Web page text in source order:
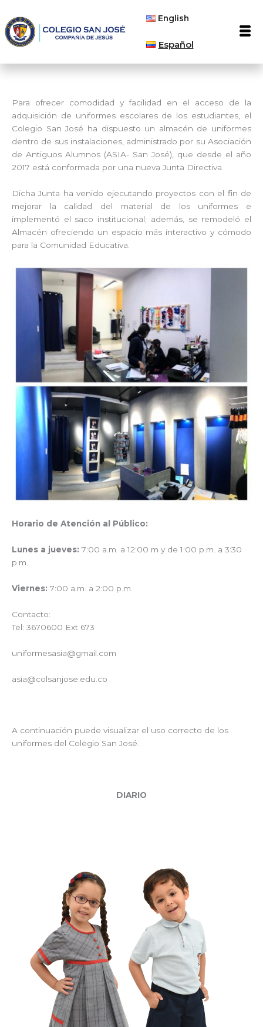
contenido
English
Español
Para ofrecer comodidad y facilidad en el acceso de la
adquisición de uniformes escolares de los estudiantes, el
Colegio San José ha dispuesto un almacén de uniformes
dentro de sus instalaciones, administrado por su Asociación
de Antiguos Alumnos (ASIA- San José), que desde el año
2017 está conformada por una nueva Junta Directiva.
Dicha Junta ha venido ejecutando proyectos con el fin de
mejorar la calidad del material de los uniformes e
implementó el saco institucional; además, se remodeló el
Almacén ofreciendo un espacio más interactivo y cómodo
para la Comunidad Educativa.
Horario de Atención al Público:
Lunes a jueves: 7:00 a.m. a 12:00 m y de 1:00 p.m. a 3:30
p.m.
Viernes: 7:00 a.m. a 2:00 p.m.
Contacto:
Tel: 3670600 Ext 673
uniformesasia@gmail.com
asia@colsanjose.edu.co
A continuación puede visualizar el uso correcto de los
uniformes del Colegio San José.
DIARIO